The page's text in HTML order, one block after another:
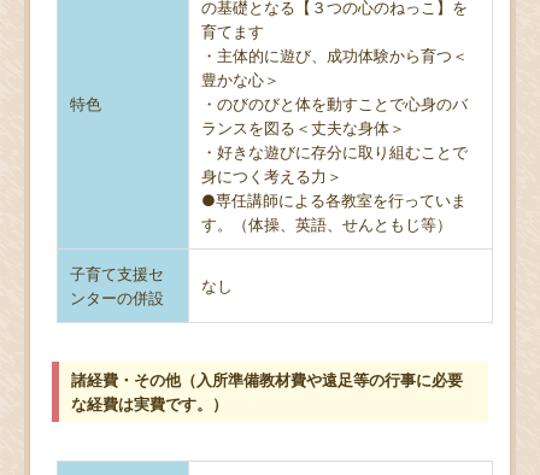
特色
の基礎となる【３つの心のねっこ】を
育てます
・主体的に遊び、成功体験から育つ＜
豊かな心＞
・のびのびと体を動すことで心身のバ
ランスを図る＜丈夫な身体＞
・好きな遊びに存分に取り組むことで
身につく考える力＞
●専任講師による各教室を行っていま
す。（体操、英語、せんともじ等）
子育て支援セ
ンターの併設
なし
諸経費・その他（入所準備教材費や遠足等の行事に必要
な経費は実費です。）